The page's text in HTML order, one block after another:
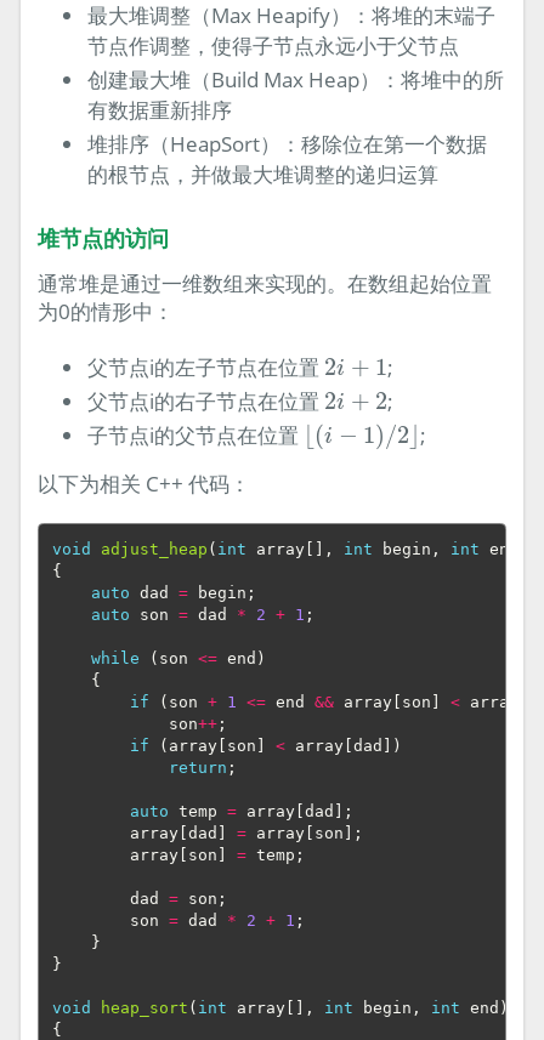
最大堆调整（Max Heapify）：将堆的末端子
节点作调整，使得子节点永远小于父节点
创建最大堆（Build Max Heap）：将堆中的所
有数据重新排序
堆排序（HeapSort）：移除位在第一个数据
的根节点，并做最大堆调整的递归运算
堆节点的访问
通常堆是通过一维数组来实现的。在数组起始位置
为0的情形中：
父节点i的左子节点在位置 2i + 1
2i 1
;
父节点i的右子节点在位置 2i + 2
2i 2
;
子节点i的父节点在位置
(i − 1)/2
⌊ (i− /2 ⌋
;
以下为相关 C++ 代码：
void adjust_heap ( int array [], int begin , int end
{
auto
dad = begin ;
auto
son = dad * 2 + 1 ;
while ( son <= end )
{
if
( son + 1 <= end && array [ son ] < array
son++ ;
if
( array [ son ] < array [dad ])
return ;
auto temp = array [dad ];
array [dad ] = array [ son ];
array [ son ] = temp ;
dad = son ;
son
= dad * 2 + 1 ;
}
}
void heap_sort ( int array [], int begin , int end )
{